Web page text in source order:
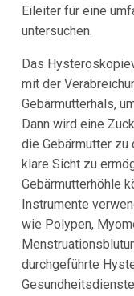
Eileiter für eine
untersuchen.
Das
mit der
Gebärmutterhals,
Dann wird eine
die Gebärmutter zu
klare Sicht zu
Gebärmutterhöhle
Instrumente
wie Polypen,
durchgeführte